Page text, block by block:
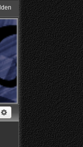
Erweiterte Suche